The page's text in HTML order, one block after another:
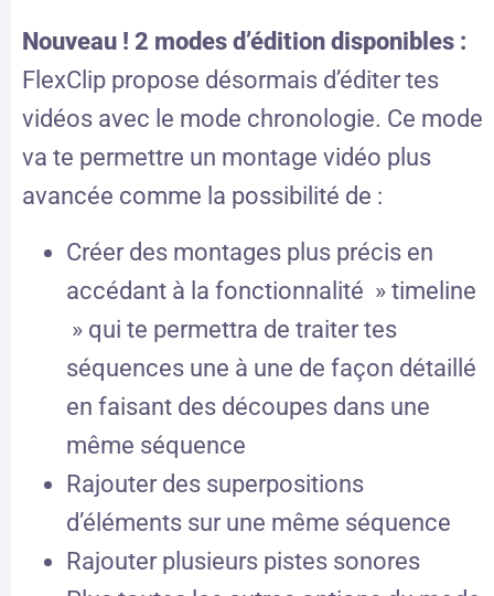
Nouveau ! 2 modes d’édition disponibles :
FlexClip propose désormais d’éditer tes
vidéos avec le mode chronologie. Ce mode
va te permettre un montage vidéo plus
avancée comme la possibilité de :
Créer des montages plus précis en
accédant à la fonctionnalité » timeline
» qui te permettra de traiter tes
séquences une à une de façon détaillé
en faisant des découpes dans une
même séquence
Rajouter des superpositions
d’éléments sur une même séquence
Rajouter plusieurs pistes sonores